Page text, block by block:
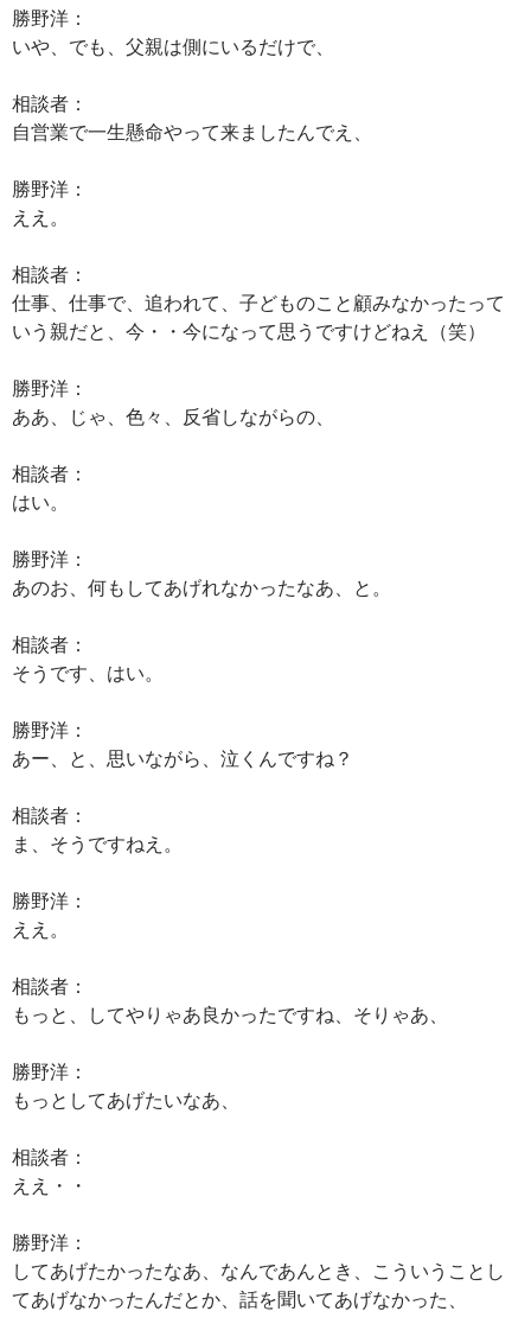
勝野洋：
いや、でも、父親は側にいるだけで、
相談者：
自営業で一生懸命やって来ましたんでえ、
勝野洋：
ええ。
相談者：
仕事、仕事で、追われて、子どものこと顧みなかったって
いう親だと、今・・今になって思うですけどねえ（笑）
勝野洋：
ああ、じゃ、色々、反省しながらの、
相談者：
はい。
勝野洋：
あのお、何もしてあげれなかったなあ、と。
相談者：
そうです、はい。
勝野洋：
あー、と、思いながら、泣くんですね？
相談者：
ま、そうですねえ。
勝野洋：
ええ。
相談者：
もっと、してやりゃあ良かったですね、そりゃあ、
勝野洋：
もっとしてあげたいなあ、
相談者：
ええ・・
勝野洋：
してあげたかったなあ、なんであんとき、こういうことし
てあげなかったんだとか、話を聞いてあげなかった、